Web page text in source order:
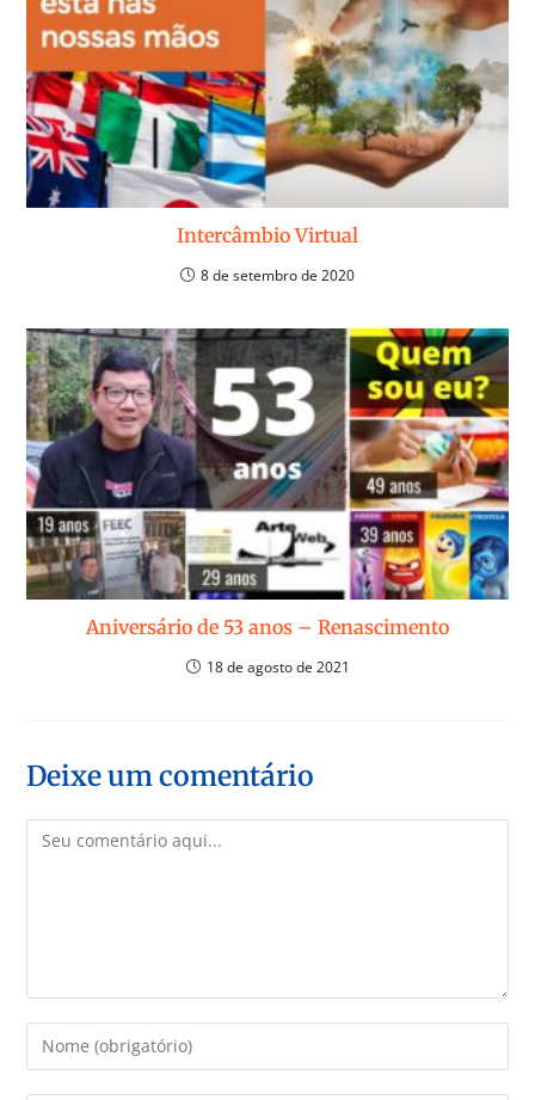
Intercâmbio Virtual
8 de setembro de 2020
Aniversário de 53 anos – Renascimento
18 de agosto de 2021
Deixe um comentário